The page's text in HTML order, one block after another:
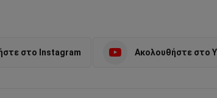
στο Instagram Ακολουθήστε στο